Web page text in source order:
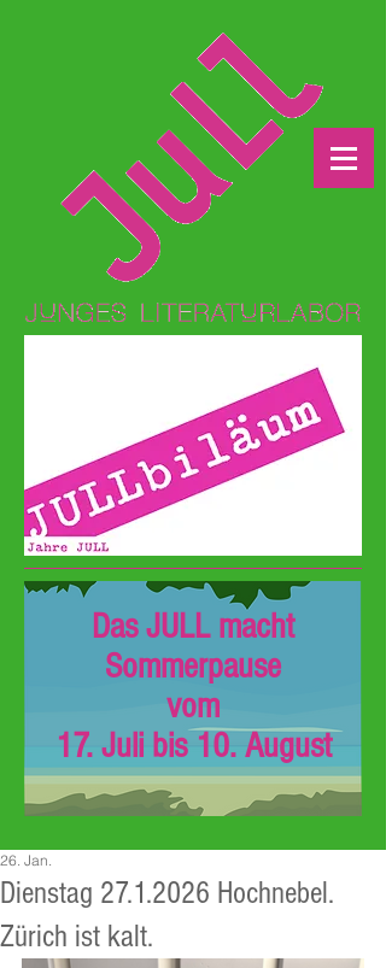
Das JULL macht
Sommerpause
vom
17. Juli bis 10. August
Dienstag 27.1.2026 Hochnebel.
Zürich ist kalt.
26. Jan.